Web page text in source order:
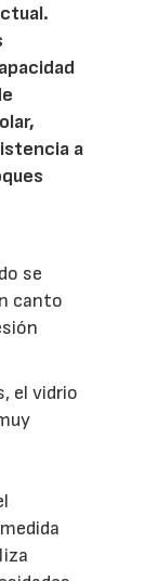
a
se
canto
el vidrio